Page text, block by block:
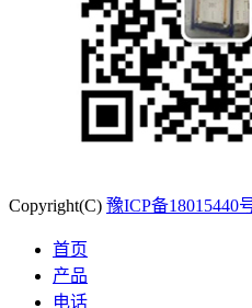
Copyright(C) 豫ICP备18015440
首页
产品
电话